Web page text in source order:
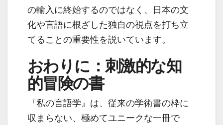
の輸入に終始するのではなく、日本の文
化や言語に根ざした独自の視点を打ち立
てることの重要性を説いています。
おわりに：刺激的な知
的冒険の書
『私の言語学』は、従来の学術書の枠に
収まらない、極めてユニークな一冊で